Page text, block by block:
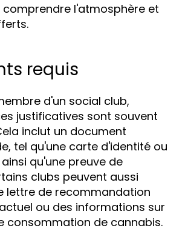
comprendre l'atmosphère et
requis
d'un social club,
justificatives sont souvent
inclut un document
tel qu'une carte d'identité ou
qu'une preuve de
clubs peuvent aussi
lettre de recommandation
ou des informations sur
consommation de cannabis.